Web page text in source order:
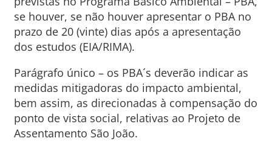
se houver, se não houver apresentar o PBA no
prazo de 20 (vinte) dias após a apresentação
dos estudos (EIA/RIMA).
Parágrafo único – os PBA´s deverão indicar as
medidas mitigadoras do impacto ambiental,
bem assim, as direcionadas à compensação do
ponto de vista social, relativas ao Projeto de
Assentamento São João.